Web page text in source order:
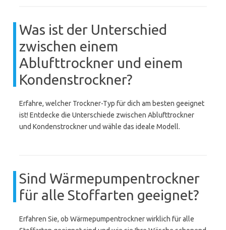
Was ist der Unterschied
zwischen einem
Ablufttrockner und einem
Kondenstrockner?
Erfahre, welcher Trockner-Typ für dich am besten geeignet
ist! Entdecke die Unterschiede zwischen Ablufttrockner
und Kondenstrockner und wähle das ideale Modell.
Sind Wärmepumpentrockner
für alle Stoffarten geeignet?
Erfahren Sie, ob Wärmepumpentrockner wirklich für alle